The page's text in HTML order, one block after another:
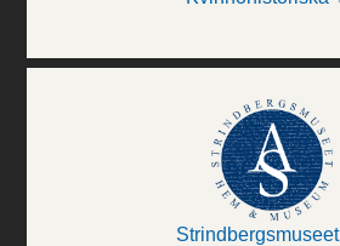
Strindbergsmuseet